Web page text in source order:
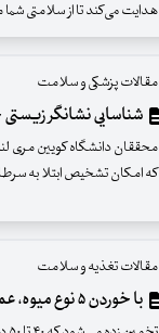
هدایت می‌کند تا از سلامتی
مقالات پزشکی و سلامت
شناسایی نشانگر
که امکان تشخیص ابتلا به
مقالات تغذیه و سلامت
با خوردن ۵ نوع میوه، عمیق‌ترین خواب را تجربه کنید